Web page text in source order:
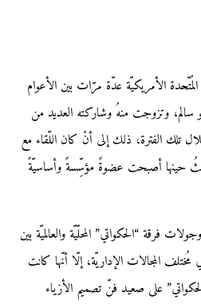
الأمريكيّة عدّة مرّات بين الأعوام
أبو سالم، وتزوجت منهُ وشاركته العديد من
تلك الفترة، ذلك إلى أنْ كان اللّقاء مع
حيثُ حينها أصبحت عضوةً مؤسِّسةً وأساسيّةً
فرقة “الحكواتي” المحلّيّة والعالميّة بين
وعملت في مُختلف المجالات الإداريّة، إلّا أنّها كانت
على صعيد فنّ تصميم الأزياء